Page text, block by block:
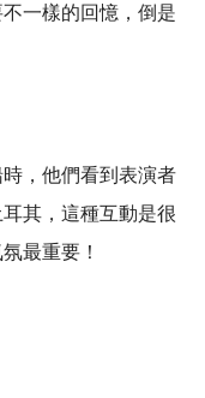
一樣的回憶，倒是
，他們看到表演者
其，這種互動是很
最重要！